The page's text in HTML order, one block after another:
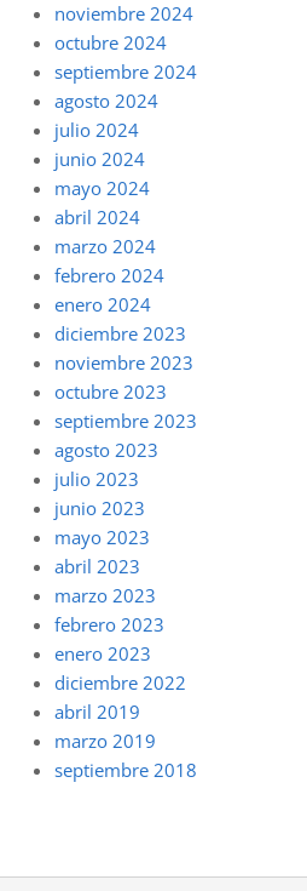
noviembre 2024
octubre 2024
septiembre 2024
agosto 2024
julio 2024
junio 2024
mayo 2024
abril 2024
marzo 2024
febrero 2024
enero 2024
diciembre 2023
noviembre 2023
octubre 2023
septiembre 2023
agosto 2023
julio 2023
junio 2023
mayo 2023
abril 2023
marzo 2023
febrero 2023
enero 2023
diciembre 2022
abril 2019
marzo 2019
septiembre 2018